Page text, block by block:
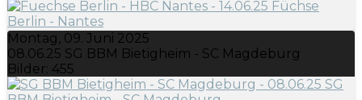
Montag, 09. Juni 2025
08.06.25 SG BBM Bietigheim - SC Magdeburg
Bilder: 455